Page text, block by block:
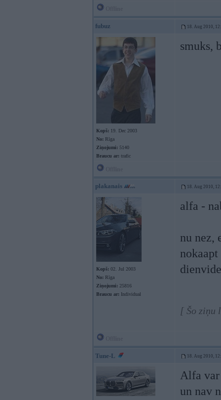
fubuz 18. Aug 2010,
Kopš: 19. Dec 2003
No: Rīga
Ziņojumi: 5140
Braucu ar: trafic
smuks,
plakanais 18. Aug 2010,
Kopš: 02. Jul 2003
No: Rīga
Ziņojumi: 25816
Braucu ar: Individual
alfa -
nu nez,
[ Šo ziņu
Tune-L 18. Aug 2010,
Alfa
un nav